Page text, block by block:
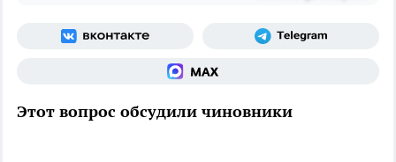
Этот вопрос обсудили чиновники